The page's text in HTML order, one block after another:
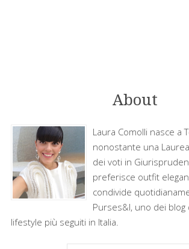
About
Laura Comolli nasce a
nonostante una
dei voti in
preferisce outfit
condivide
Purses&I, uno dei blog
lifestyle più seguiti in Italia.